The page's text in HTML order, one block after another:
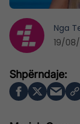
Nga
19/